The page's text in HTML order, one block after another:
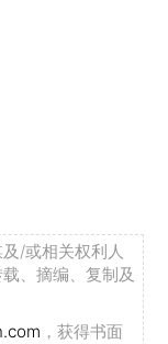
/或相关权利人
、摘编、复制及
，获得书面